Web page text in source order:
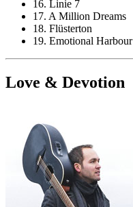
16. Linie 7
17. A Million Dreams
18. Flüsterton
19. Emotional Harbour
Love & Devotion